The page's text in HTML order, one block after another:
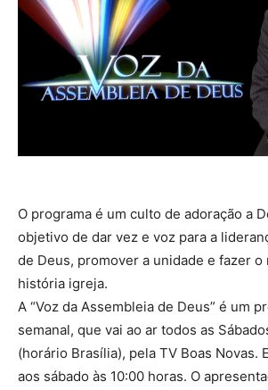
O programa é um culto de adoração a
objetivo de dar vez e voz para a
de Deus, promover a unidade e fazer o
história igreja.
A “Voz da Assembleia de Deus” é um
semanal, que vai ao ar todos as
(horário Brasília), pela TV Boas Novas.
aos sábado às 10:00 horas. O